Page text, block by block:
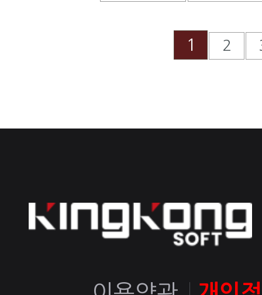
1 2